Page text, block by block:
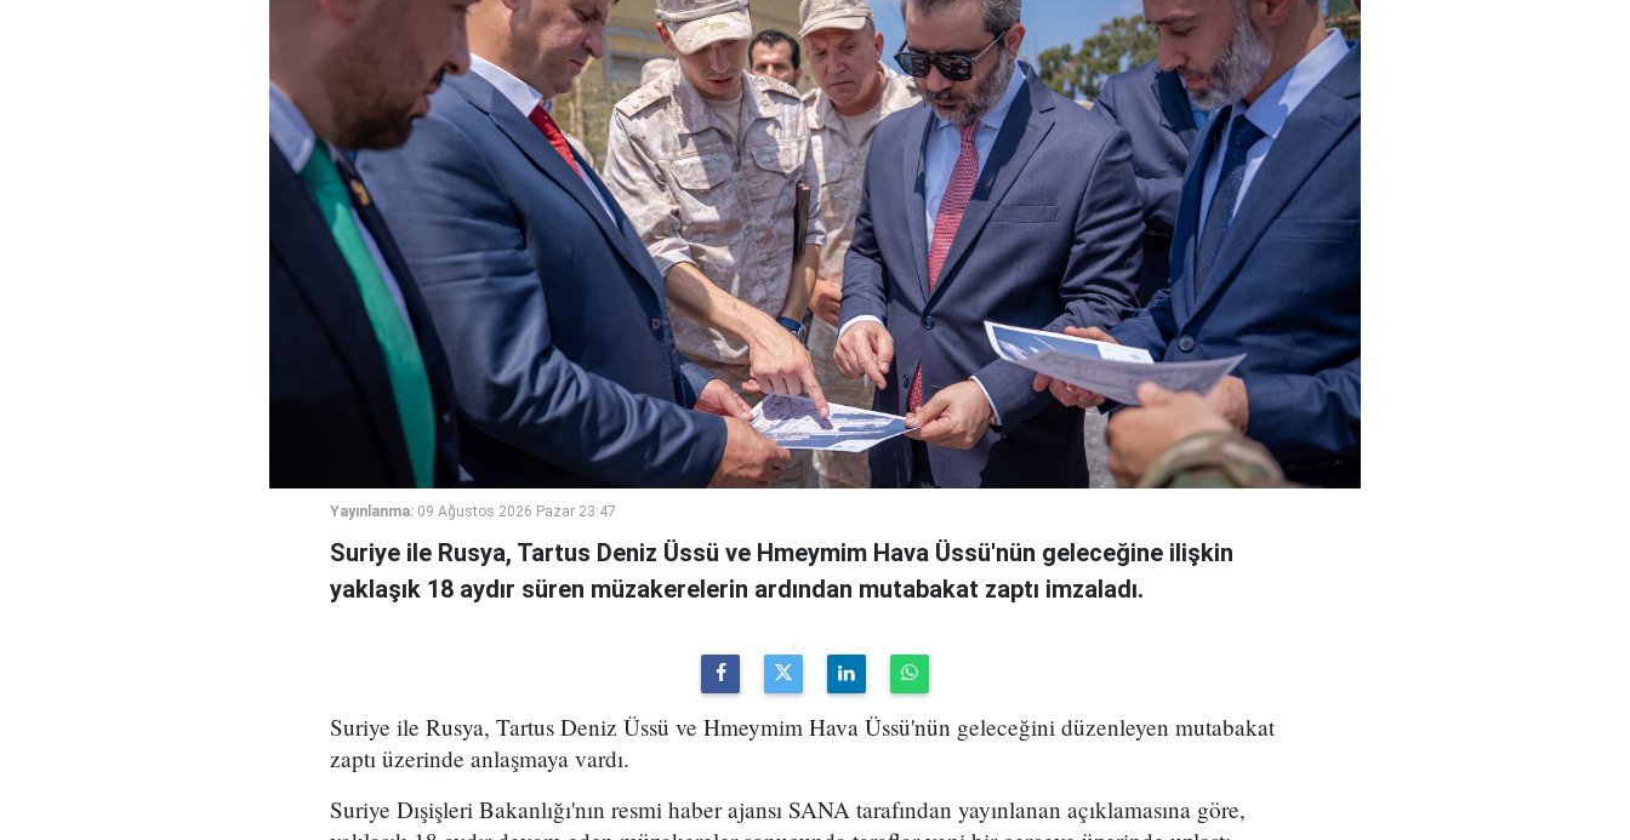
Yayınlanma: 09 Ağustos 2026 Pazar 23:47
Suriye ile Rusya, Tartus Deniz Üssü ve Hmeymim Hava Üssü'nün geleceğine ilişkin
yaklaşık 18 aydır süren müzakerelerin ardından mutabakat zaptı imzaladı.
Suriye ile Rusya, Tartus Deniz Üssü ve Hmeymim Hava Üssü'nün geleceğini düzenleyen mutabakat
zaptı üzerinde anlaşmaya vardı.
Suriye Dışişleri Bakanlığı'nın resmi haber ajansı SANA tarafından yayınlanan açıklamasına göre,